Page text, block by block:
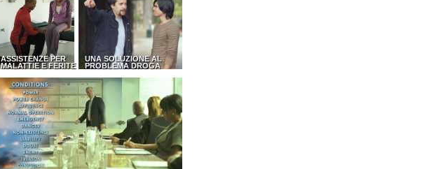
ASSISTENZE PER
MALATTIE E FERITE
UNA SOLUZIONE AL
PROBLEMA DROGA